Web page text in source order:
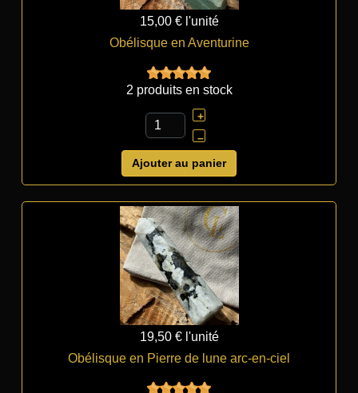
15,00 € l'unité
Obélisque en Aventurine
2 produits en stock
+
–
Ajouter au panier
19,50 € l'unité
Obélisque en Pierre de lune arc-en-ciel